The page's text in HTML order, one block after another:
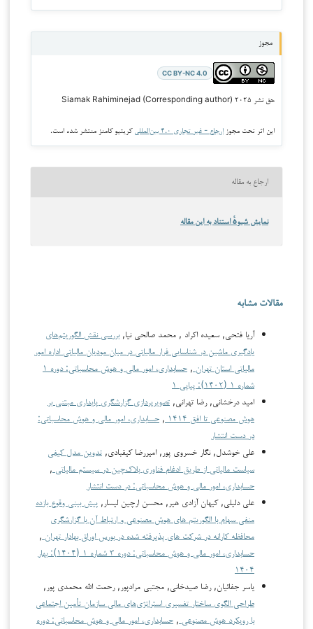
مجوز
CC BY-NC 4.0
حق نشر ۲۰۲۵ Siamak Rahiminejad (Corresponding author)
این اثر تحت مجوز ارجاع - غیر تجاری ۴.۰ بین‌المللی کریتیو کامنز منتشر شده است.
ارجاع به مقاله
نمایش شیوهٔ استناد به این مقاله
مقالات مشابه
آریا فتحی, سعیده اکراد , محمد صالحی نیا,بررسی نقش الگوریتم‌های
یادگیری ماشین در شناسایی فرار مالیاتی در میان مودیان مالیاتی اداره امور
مالیاتی استان تهران ,
حسابداری، امور مالی و هوش محاسباتی: دوره ۱
شماره ۱ (۱۴۰۲): پیاپی ۱
امید درخشانی, رضا تهرانی, تصویرپردازی گزارشگری پایداری مبتنی بر
هوش مصنوعی تا افق ۱۴۱۴
, حسابداری، امور مالی و هوش محاسباتی:
در دست انتشار
علی خوشدل, نگار خسروی پور, اميررضا كيقبادي, تدوین مدل کیفی
سیاست مالیاتی از طریق ادغام فناوری بلاک‌چین در سیستم مالیاتی ,
حسابداری، امور مالی و هوش محاسباتی: در دست انتشار
علی دلیلی, کیهان آزادی هیر, محسن ارچین لیسار, پیش بینی وقوع بازده
منفی سهام با الگوریتم های هوش مصنوعی و ارتباط آن با گزارشگری
محافظه کارانه در شرکت های پذیرفته شده در بورس اوراق بهادار تهران ,
حسابداری، امور مالی و هوش محاسباتی: دوره ۳ شماره ۱ (۱۴۰۴): بهار
۱۴۰۴
یاسر جفائیان, رضا صیدخانی, مجتبی مرادپور, رحمت الله محمدی پور,
طراحی الگوی ساختار تفسیری استراتژی‌های مالی سازمان تأمین اجتماعی
با رویکرد هوش مصنوعی , حسابداری، امور مالی و هوش محاسباتی: دوره